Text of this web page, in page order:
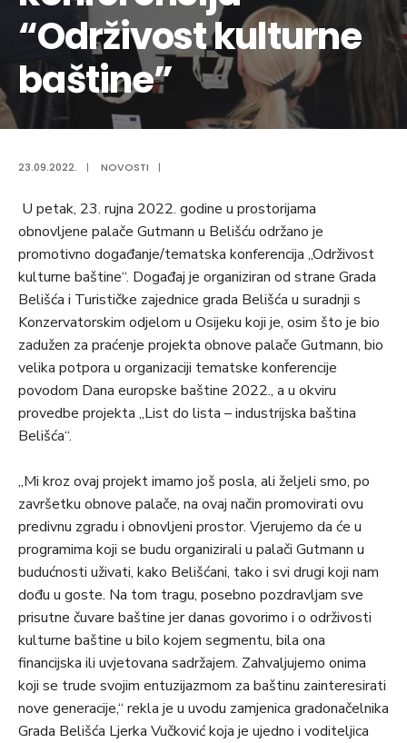
“Održivost kulturne
baštine”
23.09.2022. | NOVOSTI |
U petak, 23. rujna 2022. godine u prostorijama
obnovljene palače Gutmann u Belišću održano je
promotivno događanje/tematska konferencija „Održivost
kulturne baštine“. Događaj je organiziran od strane Grada
Belišća i Turističke zajednice grada Belišća u suradnji s
Konzervatorskim odjelom u Osijeku koji je, osim što je bio
zadužen za praćenje projekta obnove palače Gutmann, bio
velika potpora u organizaciji tematske konferencije
povodom Dana europske baštine 2022., a u okviru
provedbe projekta „List do lista – industrijska baština
Belišća“.
„Mi kroz ovaj projekt imamo još posla, ali željeli smo, po
završetku obnove palače, na ovaj način promovirati ovu
predivnu zgradu i obnovljeni prostor. Vjerujemo da će u
programima koji se budu organizirali u palači Gutmann u
budućnosti uživati, kako Belišćani, tako i svi drugi koji nam
dođu u goste. Na tom tragu, posebno pozdravljam sve
prisutne čuvare baštine jer danas govorimo i o održivosti
kulturne baštine u bilo kojem segmentu, bila ona
financijska ili uvjetovana sadržajem. Zahvaljujemo onima
koji se trude svojim entuzijazmom za baštinu zainteresirati
nove generacije,“ rekla je u uvodu zamjenica gradonačelnika
Grada Belišća Ljerka Vučković koja je ujedno i voditeljica